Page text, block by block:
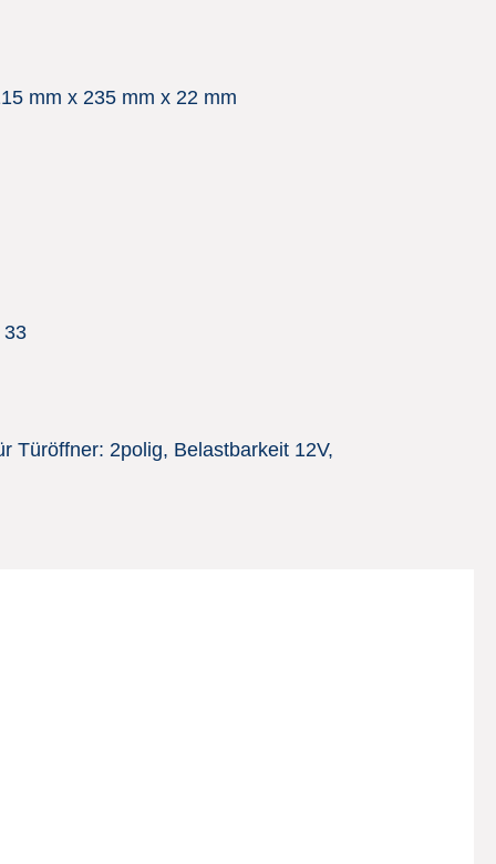
mm x 235 mm x 22 mm
33
Türöffner: 2polig, Belastbarkeit 12V,